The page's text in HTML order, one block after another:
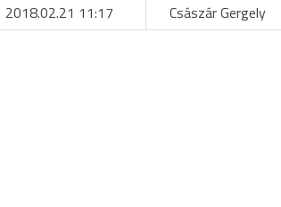
2018.02.21 11:17 Császár Gergely